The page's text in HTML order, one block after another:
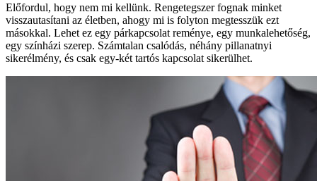
Előfordul, hogy nem mi kellünk. Rengetegszer fognak minket
visszautasítani az életben, ahogy mi is folyton megtesszük ezt
másokkal. Lehet ez egy párkapcsolat reménye, egy munkalehetőség,
egy színházi szerep. Számtalan csalódás, néhány pillanatnyi
sikerélmény, és csak egy-két tartós kapcsolat sikerülhet.